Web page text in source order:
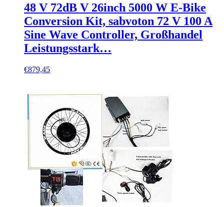
48 V 72dB V 26inch 5000 W E-Bike
Conversion Kit, sabvoton 72 V 100 A
Sine Wave Controller, Großhandel
Leistungsstark…
€879,45